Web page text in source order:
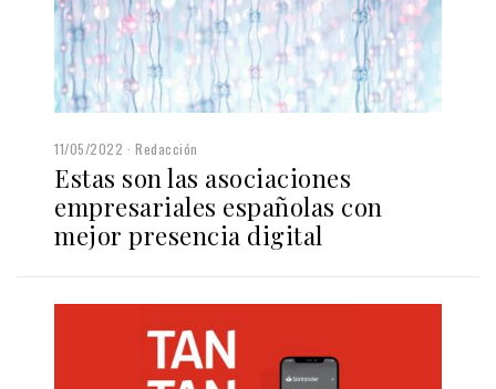
11/05/2022 Redacción
Estas son las asociaciones
empresariales españolas con
mejor presencia digital